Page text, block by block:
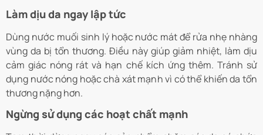
Làm dịu da ngay lập tức
Dùng nước muối sinh lý hoặc nước mát để rửa nhẹ nhàng
vùng da bị tổn thương. Điều này giúp giảm nhiệt, làm dịu
cảm giác nóng rát và hạn chế kích ứng thêm. Tránh sử
dụng nước nóng hoặc chà xát mạnh vì có thể khiến da tổn
thương nặng hơn.
Ngừng sử dụng các hoạt chất mạnh